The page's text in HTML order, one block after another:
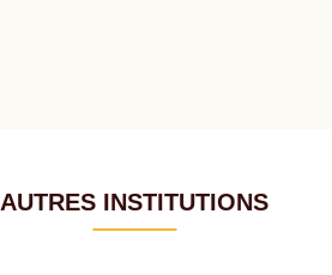
AUTRES INSTITUTIONS